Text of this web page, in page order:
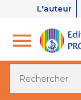
L'auteur